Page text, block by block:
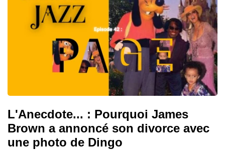
L'Anecdote... : Pourquoi James
Brown a annoncé son divorce avec
une photo de Dingo